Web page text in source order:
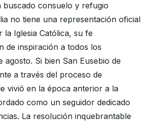
buscado consuelo y refugio
no tiene una representación oficial
Iglesia Católica, su fe
de inspiración a todos los
Si bien San Eusebio de
a través del proceso de
vivió en la época anterior a la
como un seguidor dedicado
La resolución inquebrantable